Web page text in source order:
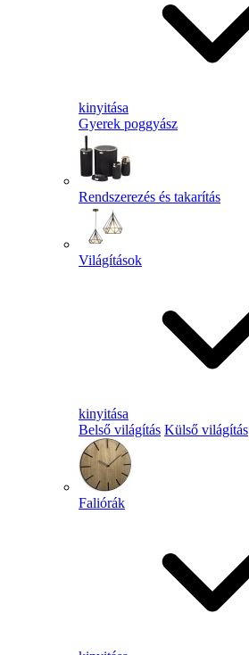
kinyitása
Gyerek poggyász
Rendszerezés és takarítás
Világítások
kinyitása
Belső világítás Külső világítás
Faliórák